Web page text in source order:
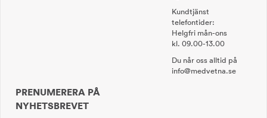
Kundtjänst
telefontider:
Helgfri mån-ons
kl. 09.00-13.00
Du når oss alltid på
info@medvetna.se
PRENUMERERA PÅ
NYHETSBREVET